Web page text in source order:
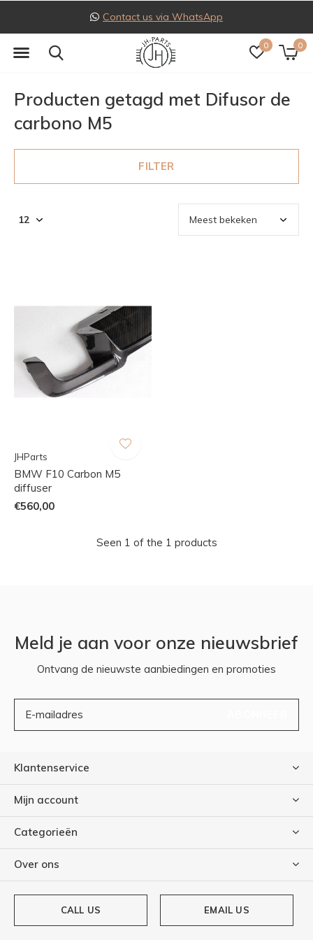
0 0
Contact us via WhatsApp
Producten getagd met Difusor de
carbono M5
FILTER
JHParts
BMW F10 Carbon M5
diffuser
€560,00
Seen 1 of the 1 products
Meld je aan voor onze nieuwsbrief
Ontvang de nieuwste aanbiedingen en promoties
Klantenservice
Mijn account
Categorieën
Over ons
CALL US EMAIL US